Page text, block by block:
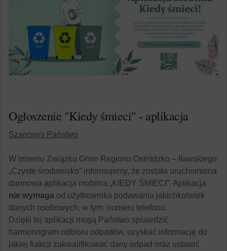
Ogłoszenie "Kiedy śmieci" - aplikacja
Szanowni Państwo
W imieniu Związku Gmin Regionu Ostródzko – Iławskiego
„Czyste środowisko” informujemy, że została uruchomiona
darmowa aplikacja mobilna „KIEDY ŚMIECI”. Aplikacja
nie wymaga od użytkownika podawania jakichkolwiek
danych osobowych, w tym numeru telefonu.
Dzięki tej aplikacji mogą Państwo sprawdzić
harmonogram odbioru odpadów, uzyskać informację do
jakiej frakcji zakwalifikować dany odpad oraz ustawić